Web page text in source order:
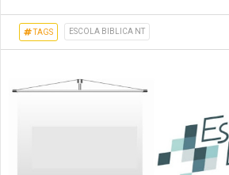
TAGS ESCOLA BIBLICA NT